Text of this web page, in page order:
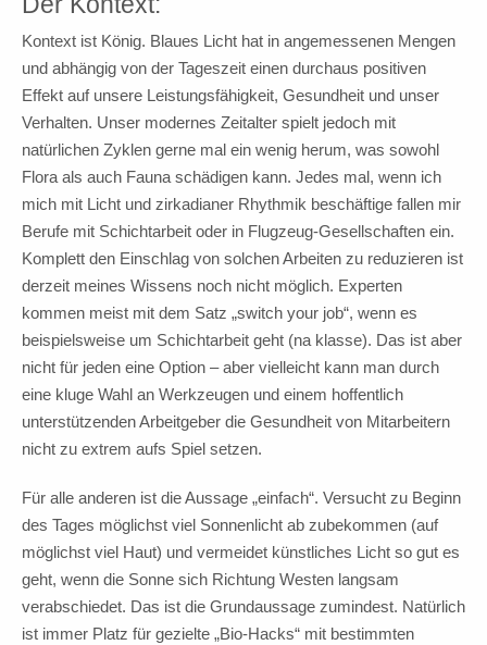
Kontext ist König. Blaues Licht hat in angemessenen Mengen
und abhängig von der Tageszeit einen durchaus positiven
Effekt auf unsere Leistungsfähigkeit, Gesundheit und unser
Verhalten. Unser modernes Zeitalter spielt jedoch mit
natürlichen Zyklen gerne mal ein wenig herum, was sowohl
Flora als auch Fauna schädigen kann. Jedes mal, wenn ich
mich mit Licht und zirkadianer Rhythmik beschäftige fallen mir
Berufe mit Schichtarbeit oder in Flugzeug-Gesellschaften ein.
Komplett den Einschlag von solchen Arbeiten zu reduzieren ist
derzeit meines Wissens noch nicht möglich. Experten
kommen meist mit dem Satz „switch your job“, wenn es
beispielsweise um Schichtarbeit geht (na klasse). Das ist aber
nicht für jeden eine Option – aber vielleicht kann man durch
eine kluge Wahl an Werkzeugen und einem hoffentlich
unterstützenden Arbeitgeber die Gesundheit von Mitarbeitern
nicht zu extrem aufs Spiel setzen.
Für alle anderen ist die Aussage „einfach“. Versucht zu Beginn
des Tages möglichst viel Sonnenlicht ab zubekommen (auf
möglichst viel Haut) und vermeidet künstliches Licht so gut es
geht, wenn die Sonne sich Richtung Westen langsam
verabschiedet. Das ist die Grundaussage zumindest. Natürlich
ist immer Platz für gezielte „Bio-Hacks“ mit bestimmten